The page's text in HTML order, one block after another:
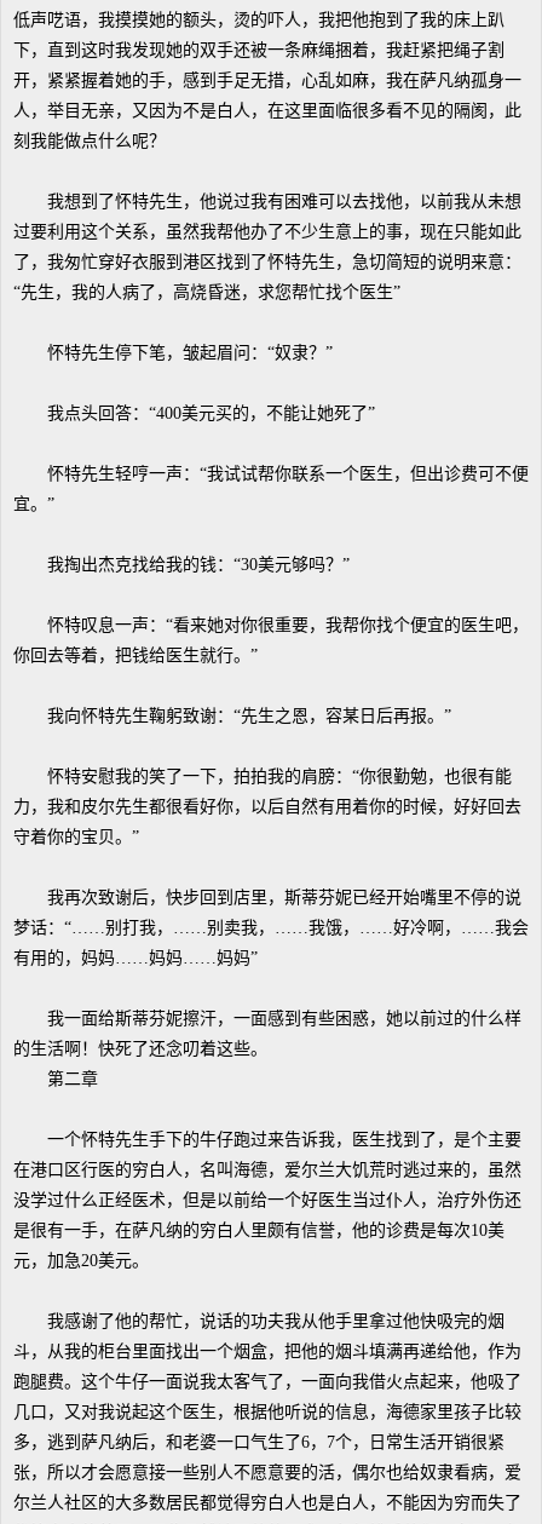
低声呓语，我摸摸她的额头，烫的吓人，我把他抱到了我的床上趴
下，直到这时我发现她的双手还被一条麻绳捆着，我赶紧把绳子割
开，紧紧握着她的手，感到手足无措，心乱如麻，我在萨凡纳孤身一
人，举目无亲，又因为不是白人，在这里面临很多看不见的隔阂，此
刻我能做点什么呢？
我想到了怀特先生，他说过我有困难可以去找他，以前我从未想
过要利用这个关系，虽然我帮他办了不少生意上的事，现在只能如此
了，我匆忙穿好衣服到港区找到了怀特先生，急切简短的说明来意：
“先生，我的人病了，高烧昏迷，求您帮忙找个医生”
怀特先生停下笔，皱起眉问：“奴隶？”
我点头回答：“400美元买的，不能让她死了”
怀特先生轻哼一声：“我试试帮你联系一个医生，但出诊费可不便
宜。”
我掏出杰克找给我的钱：“30美元够吗？”
怀特叹息一声：“看来她对你很重要，我帮你找个便宜的医生吧，
你回去等着，把钱给医生就行。”
我向怀特先生鞠躬致谢：“先生之恩，容某日后再报。”
怀特安慰我的笑了一下，拍拍我的肩膀：“你很勤勉，也很有能
力，我和皮尔先生都很看好你，以后自然有用着你的时候，好好回去
守着你的宝贝。”
我再次致谢后，快步回到店里，斯蒂芬妮已经开始嘴里不停的说
梦话：“……别打我，……别卖我，……我饿，……好冷啊，……我会
有用的，妈妈……妈妈……妈妈”
我一面给斯蒂芬妮擦汗，一面感到有些困惑，她以前过的什么样
的生活啊！快死了还念叨着这些。
第二章
一个怀特先生手下的牛仔跑过来告诉我，医生找到了，是个主要
在港口区行医的穷白人，名叫海德，爱尔兰大饥荒时逃过来的，虽然
没学过什么正经医术，但是以前给一个好医生当过仆人，治疗外伤还
是很有一手，在萨凡纳的穷白人里颇有信誉，他的诊费是每次10美
元，加急20美元。
我感谢了他的帮忙，说话的功夫我从他手里拿过他快吸完的烟
斗，从我的柜台里面找出一个烟盒，把他的烟斗填满再递给他，作为
跑腿费。这个牛仔一面说我太客气了，一面向我借火点起来，他吸了
几口，又对我说起这个医生，根据他听说的信息，海德家里孩子比较
多，逃到萨凡纳后，和老婆一口气生了6，7个，日常生活开销很紧
张，所以才会愿意接一些别人不愿意要的活，偶尔也给奴隶看病，爱
尔兰人社区的大多数居民都觉得穷白人也是白人，不能因为穷而失了